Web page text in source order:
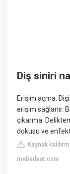
Diş siniri
Erişim açma:
erişim sağlanır.
çıkarma:
dokusu ve
Kaynak
mebadent.com